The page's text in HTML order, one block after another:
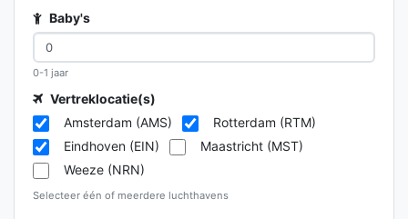
Baby's
0-1 jaar
Vertreklocatie(s)
Amsterdam (AMS)
Rotterdam (RTM)
Eindhoven (EIN)
Maastricht (MST)
Weeze (NRN)
Selecteer één of meerdere luchthavens